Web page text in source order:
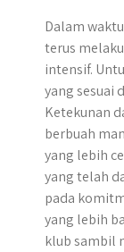
Dalam
terus
intensif.
yang sesuai
Ketekunan
berbuah
yang lebih
yang telah
pada
yang lebih
klub sambil